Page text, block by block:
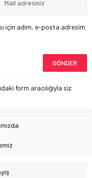
için adım, e-posta adresim
form aracılığıyla siz